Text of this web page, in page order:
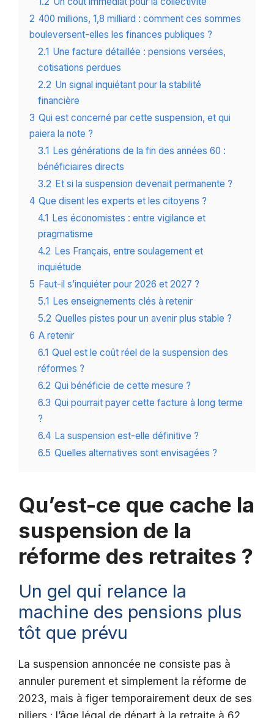
2 400 millions, 1,8 milliard : comment ces sommes
bouleversent-elles les finances publiques ?
2.1 Une facture détaillée : pensions versées,
cotisations perdues
2.2 Un signal inquiétant pour la stabilité
financière
3 Qui est concerné par cette suspension, et qui
paiera la note ?
3.1 Les générations de la fin des années 60 :
bénéficiaires directs
3.2 Et si la suspension devenait permanente ?
4 Que disent les experts et les citoyens ?
4.1 Les économistes : entre vigilance et
pragmatisme
4.2 Les Français, entre soulagement et
inquiétude
5 Faut-il s’inquiéter pour 2026 et 2027 ?
5.1 Les enseignements clés à retenir
5.2 Quelles pistes pour un avenir plus stable ?
6 A retenir
6.1 Quel est le coût réel de la suspension des
réformes ?
6.2 Qui bénéficie de cette mesure ?
6.3 Qui pourrait payer cette facture à long terme
?
6.4 La suspension est-elle définitive ?
6.5 Quelles alternatives sont envisagées ?
Qu’est-ce que cache la
suspension de la
réforme des retraites ?
Un gel qui relance la
machine des pensions plus
tôt que prévu
La suspension annoncée ne consiste pas à
annuler purement et simplement la réforme de
2023, mais à figer temporairement deux de ses